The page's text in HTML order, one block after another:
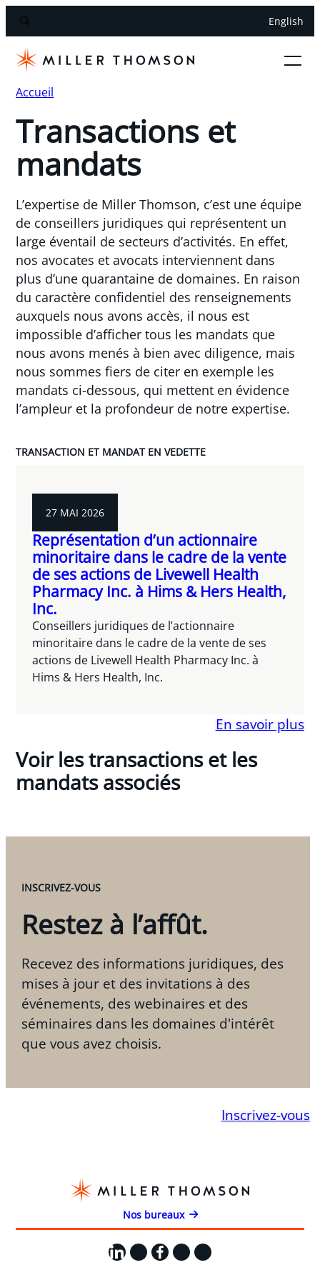
English
Accueil
Transactions et
mandats
L’expertise de Miller Thomson, c’est une équipe
de conseillers juridiques qui représentent un
large éventail de secteurs d’activités. En effet,
nos avocates et avocats interviennent dans
plus d’une quarantaine de domaines. En raison
du caractère confidentiel des renseignements
auxquels nous avons accès, il nous est
impossible d’afficher tous les mandats que
nous avons menés à bien avec diligence, mais
nous sommes fiers de citer en exemple les
mandats ci-dessous, qui mettent en évidence
l’ampleur et la profondeur de notre expertise.
TRANSACTION ET MANDAT EN VEDETTE
27 MAI 2026
Représentation d’un actionnaire
minoritaire dans le cadre de la vente
de ses actions de Livewell Health
Pharmacy Inc. à Hims & Hers Health,
Inc.
Conseillers juridiques de l’actionnaire
minoritaire dans le cadre de la vente de ses
actions de Livewell Health Pharmacy Inc. à
Hims & Hers Health, Inc.
En savoir plus
Voir les transactions et les
mandats associés
INSCRIVEZ-VOUS
Restez à l’affût.
Recevez des informations juridiques, des
mises à jour et des invitations à des
événements, des webinaires et des
séminaires dans les domaines d'intérêt
que vous avez choisis.
Inscrivez-vous
Nos bureaux
LinkedIn
X Facebook
Instagram
YouTube